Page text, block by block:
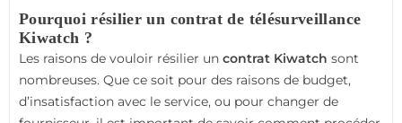
5.3. Les erreurs à éviter lors de la résiliation d'un contrat
de télésurveillance Kiwatch
5.3.1. 1. Oublier de respecter le préavis de résiliation
5.3.2. 2. Ne pas envoyer la demande de résiliation
par recommandé
Pourquoi résilier un contrat de télésurveillance
Kiwatch ?
Les raisons de vouloir résilier un contrat Kiwatch sont
nombreuses. Que ce soit pour des raisons de budget,
d’insatisfaction avec le service, ou pour changer de